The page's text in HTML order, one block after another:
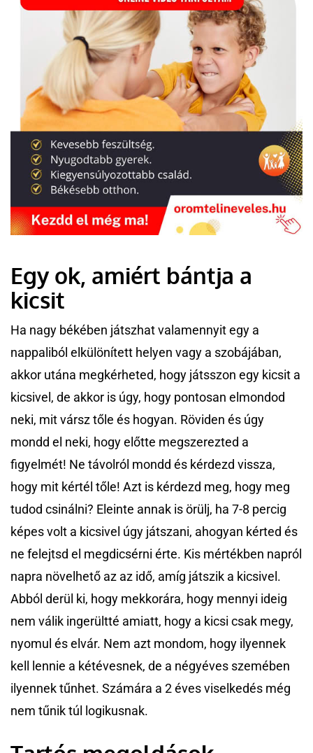
Egy ok, amiért bántja a
kicsit
Ha nagy békében játszhat valamennyit egy a
nappaliból elkülönített helyen vagy a szobájában,
akkor utána megkérheted, hogy játsszon egy kicsit a
kicsivel, de akkor is úgy, hogy pontosan elmondod
neki, mit vársz tőle és hogyan. Röviden és úgy
mondd el neki, hogy előtte megszerezted a
figyelmét! Ne távolról mondd és kérdezd vissza,
hogy mit kértél tőle! Azt is kérdezd meg, hogy meg
tudod csinálni? Eleinte annak is örülj, ha 7-8 percig
képes volt a kicsivel úgy játszani, ahogyan kérted és
ne felejtsd el megdicsérni érte. Kis mértékben napról
napra növelhető az az idő, amíg játszik a kicsivel.
Abból derül ki, hogy mekkorára, hogy mennyi ideig
nem válik ingerültté amiatt, hogy a kicsi csak megy,
nyomul és elvár. Nem azt mondom, hogy ilyennek
kell lennie a kétévesnek, de a négyéves szemében
ilyennek tűnhet. Számára a 2 éves viselkedés még
nem tűnik túl logikusnak.